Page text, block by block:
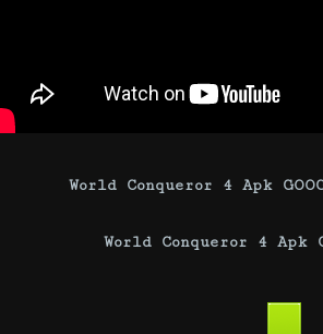
World Conqueror 4 Apk
World Conqueror 4 Apk